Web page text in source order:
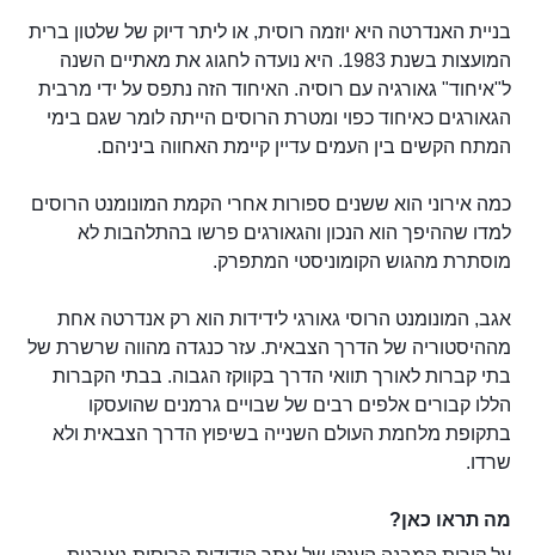
בניית האנדרטה היא יוזמה רוסית, או ליתר דיוק של שלטון ברית
המועצות בשנת 1983. היא נועדה לחגוג את מאתיים השנה
ל"איחוד" גאורגיה עם רוסיה. האיחוד הזה נתפס על ידי מרבית
הגאורגים כאיחוד כפוי ומטרת הרוסים הייתה לומר שגם בימי
המתח הקשים בין העמים עדיין קיימת האחווה ביניהם.
כמה אירוני הוא ששנים ספורות אחרי הקמת המונומנט הרוסים
למדו שההיפך הוא הנכון והגאורגים פרשו בהתלהבות לא
מוסתרת מהגוש הקומוניסטי המתפרק.
אגב, המונומנט הרוסי גאורגי לידידות הוא רק אנדרטה אחת
מההיסטוריה של הדרך הצבאית. עזר כנגדה מהווה שרשרת של
בתי קברות לאורך תוואי הדרך בקווקז הגבוה. בבתי הקברות
הללו קבורים אלפים רבים של שבויים גרמנים שהועסקו
בתקופת מלחמת העולם השנייה בשיפוץ הדרך הצבאית ולא
שרדו.
מה תראו כאן?